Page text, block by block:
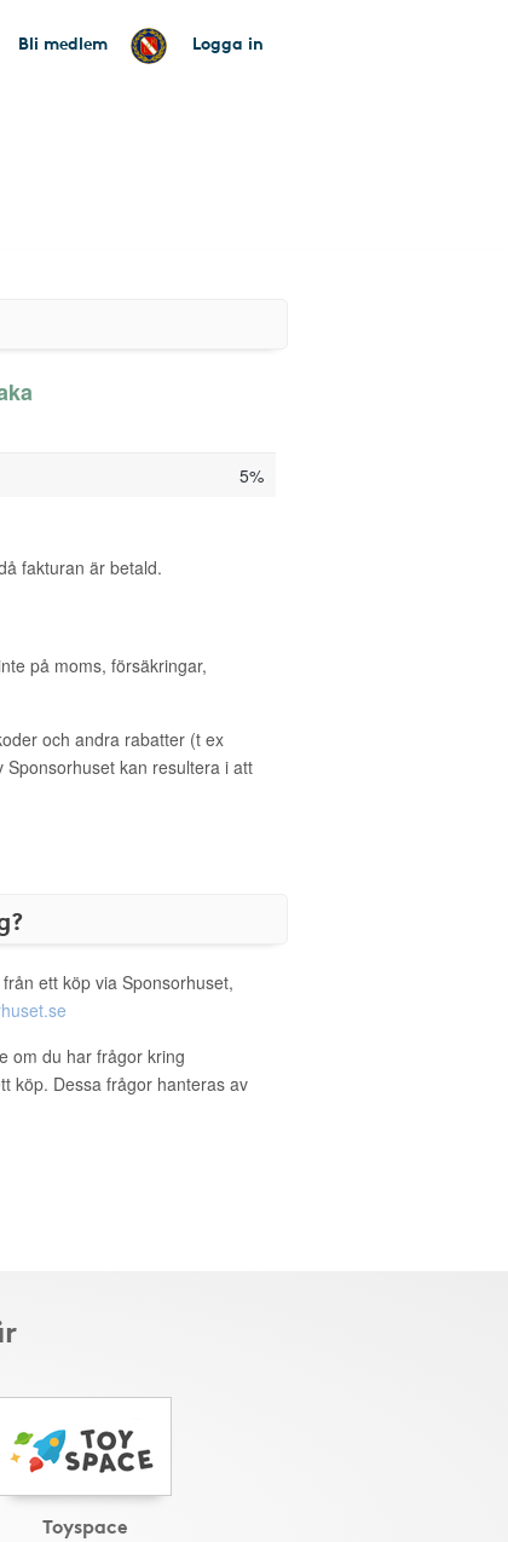
Bli medlem Logga in
5%
fakturan är betald.
på moms, försäkringar,
och andra rabatter (t ex
kan resultera i att
ett köp via Sponsorhuset,
om du har frågor kring
köp. Dessa frågor hanteras av
Toyspace